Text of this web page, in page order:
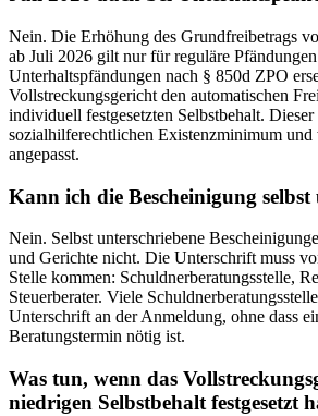
Nein. Die Erhöhung des Grundfreibetrags
ab Juli 2026 gilt nur für reguläre
Unterhaltspfändungen nach § 850d ZPO
Vollstreckungsgericht den automatischen
individuell festgesetzten Selbstbehalt.
sozialhilferechtlichen Existenzminimum
angepasst.
Kann ich die Bescheinigung selbst
Nein. Selbst unterschriebene
und Gerichte nicht. Die Unterschrift muss
Stelle kommen: Schuldnerberatungsstelle,
Steuerberater. Viele
Unterschrift an der Anmeldung, ohne dass
Beratungstermin nötig ist.
Was tun, wenn das
niedrigen Selbstbehalt festgesetzt